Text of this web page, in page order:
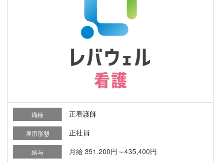
職種 正看護師
雇用形態 正社員
給与 月給 391,200円～435,400円